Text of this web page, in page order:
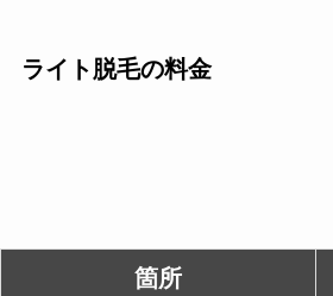
ライト脱毛の料金
箇所